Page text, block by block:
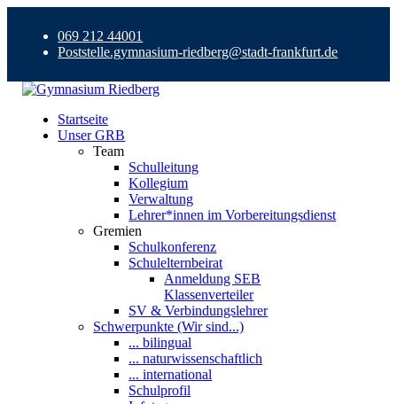
069 212 44001
Poststelle.gymnasium-riedberg@stadt-frankfurt.de
Startseite
Unser GRB
Team
Schulleitung
Kollegium
Verwaltung
Lehrer*innen im Vorbereitungsdienst
Gremien
Schulkonferenz
Schulelternbeirat
Anmeldung SEB
Klassenverteiler
SV & Verbindungslehrer
Schwerpunkte (Wir sind...)
... bilingual
... naturwissenschaftlich
... international
Schulprofil